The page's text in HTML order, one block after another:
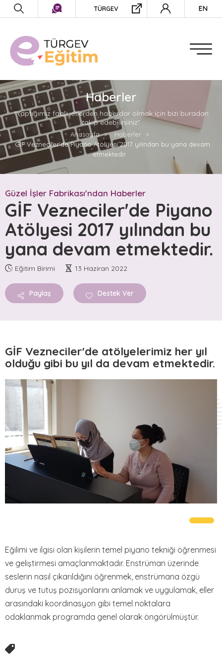
Öğrenci ve Mezun İlişkileri
Müdürlüğü
Müdürlüğü
Güzel İşler Fabrikası Birim
Müdürlüğü
Pusula Yetenek Yönetim
Koordinatörlüğü
EĞİTİMLER
PROJELER
GÜZEL İŞLER FABRİKASI
GİF Vezneciler
GİF Ankara
GİF Safveti Paşa
GİF Silopi
Haberler
Yayınlar
Bloglar
Podcastler
Duyurular
GALERİLER
Fotoğraf Galerisi
Video Galeri
İLETİŞİM
TÜRGEV EN
Haberler
“Yaptığımız faaliyetlerden haberdar olmak için bizi buradan
takip edebilirsiniz”
Anasayfa
Haberler
GİF Vezneciler'de Piyano Atölyesi 2017 yılından bu yana devam
etmektedir.
Güzel İşler Fabrikası'ndan Haberler
GİF Vezneciler'de Piyano
Atölyesi 2017 yılından bu
yana devam etmektedir.
Eğitim Birimi 13 Haziran 2022
Paylaş Destek Ver
GİF Vezneciler'de atölyelerimiz her yıl
olduğu gibi bu yıl da devam etmektedir.
Eğilimi ve ilgisi olan kişilerin temel piyano tekniği öğrenmesi
ve geliştirmesi amaçlanmaktadır. Enstrüman üzerinde
seslerin nasıl çıkarıldığını öğrenmek, enstrümana özgü
duruş ve tutuş pozisyonlarını anlamak ve uygulamak, eller
arasındaki koordinasyon gibi temel noktalara
odaklanmak programda genel olarak öngörülmüştür.